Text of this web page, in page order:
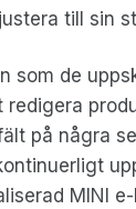
till sin
som de
redigera
på några
MINI